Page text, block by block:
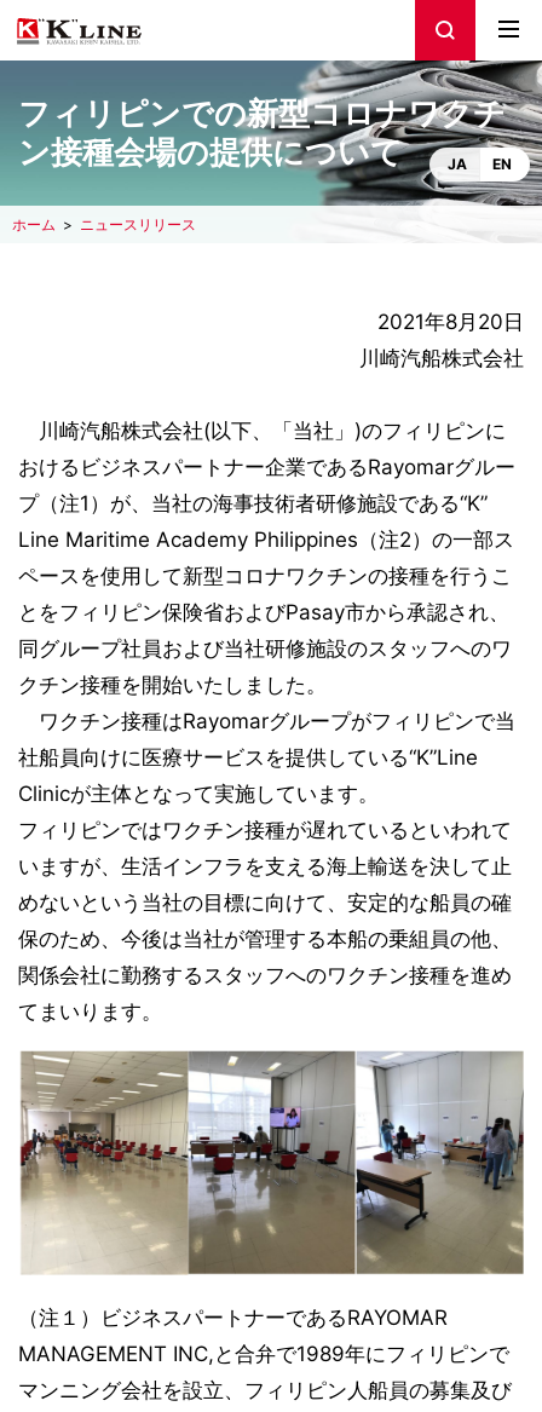
フィリピンでの新型コロナワクチ
ン接種会場の提供について
JA EN
ホーム ニュースリリース
2021年8月20日
川崎汽船株式会社
川崎汽船株式会社(以下、「当社」)のフィリピンに
おけるビジネスパートナー企業であるRayomarグルー
プ（注1）が、当社の海事技術者研修施設である“K”
Line Maritime Academy Philippines（注2）の一部ス
ペースを使用して新型コロナワクチンの接種を行うこ
とをフィリピン保険省およびPasay市から承認され、
同グループ社員および当社研修施設のスタッフへのワ
クチン接種を開始いたしました。
ワクチン接種はRayomarグループがフィリピンで当
社船員向けに医療サービスを提供している“K”Line
Clinicが主体となって実施しています。
フィリピンではワクチン接種が遅れているといわれて
いますが、生活インフラを支える海上輸送を決して止
めないという当社の目標に向けて、安定的な船員の確
保のため、今後は当社が管理する本船の乗組員の他、
関係会社に勤務するスタッフへのワクチン接種を進め
てまいります。
（注１）ビジネスパートナーであるRAYOMAR
MANAGEMENT INC,と合弁で1989年にフィリピンで
マンニング会社を設立、フィリピン人船員の募集及び